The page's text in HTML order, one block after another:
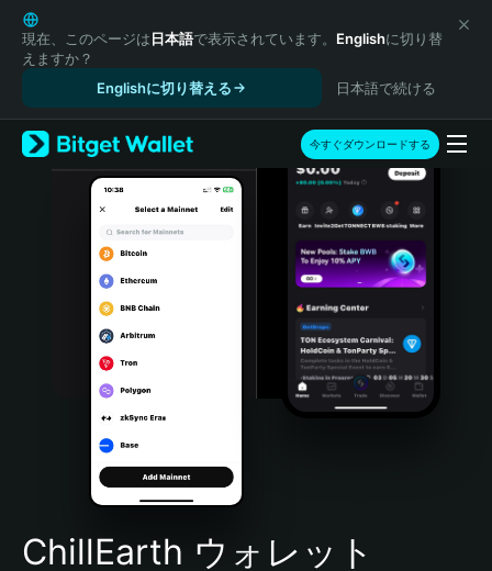
English
日本語
Tiếng Việt
Español (Latinoamérica)
Türkçe
Italiano
Português (Portugal)
Bahasa Indonesia
Português (Brasil)
Español (Argentina)
現在、このページは日本語で表示されています。 Englishに切り替
えますか？
Englishに切り替える
日本語で続ける
今すぐダウンロードする
ChillEarth ウォレット